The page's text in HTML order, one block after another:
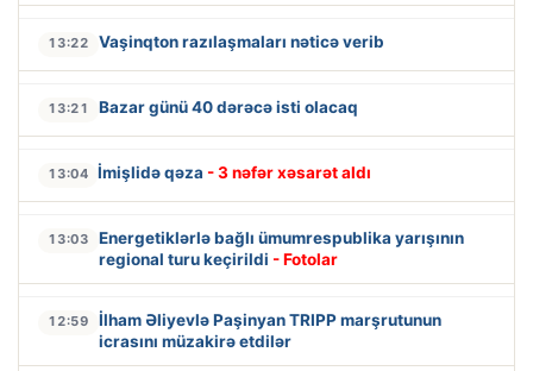
13:22 Vaşinqton razılaşmaları nəticə verib
13:21 Bazar günü 40 dərəcə isti olacaq
13:04 İmişlidə qəza - 3 nəfər xəsarət aldı
13:03
Energetiklərlə bağlı ümumrespublika yarışının
regional turu keçirildi - Fotolar
12:59
İlham Əliyevlə Paşinyan TRIPP marşrutunun
icrasını müzakirə etdilər